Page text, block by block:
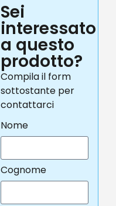
Sei
interessato
a questo
prodotto?
Compila il form
sottostante per
contattarci
Nome
Cognome